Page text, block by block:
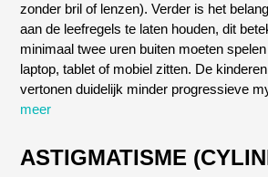
zonder bril of lenzen). Verder is het
aan de leefregels te laten houden, dit
minimaal twee uren buiten moeten
laptop, tablet of mobiel zitten. De
vertonen duidelijk minder progressieve
meer
ASTIGMATISME